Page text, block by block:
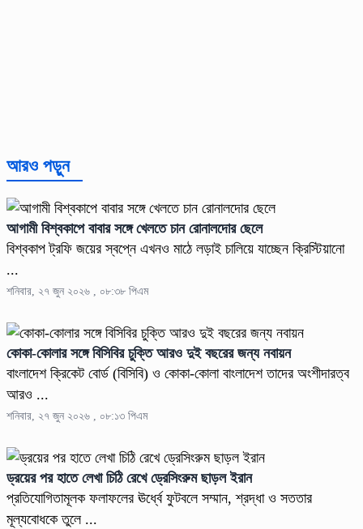
আরও পড়ুন
আগামী বিশ্বকাপে বাবার সঙ্গে খেলতে চান রোনালদোর ছেলে
বিশ্বকাপ ট্রফি জয়ের স্বপ্নে এখনও মাঠে লড়াই চালিয়ে যাচ্ছেন ক্রিস্টিয়ানো
...
শনিবার, ২৭ জুন ২০২৬ , ০৮:৩৮ পিএম
কোকা-কোলার সঙ্গে বিসিবির চুক্তি আরও দুই বছরের জন্য নবায়ন
বাংলাদেশ ক্রিকেট বোর্ড (বিসিবি) ও কোকা-কোলা বাংলাদেশ তাদের অংশীদারত্ব
আরও ...
শনিবার, ২৭ জুন ২০২৬ , ০৮:১৩ পিএম
ড্রয়ের পর হাতে লেখা চিঠি রেখে ড্রেসিংরুম ছাড়ল ইরান
প্রতিযোগিতামূলক ফলাফলের ঊর্ধ্বে ফুটবলে সম্মান, শ্রদ্ধা ও সততার
মূল্যবোধকে তুলে ...